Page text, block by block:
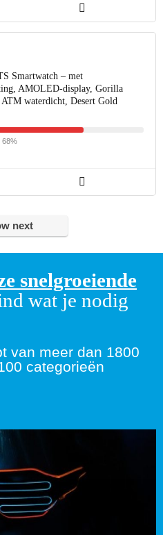
Smartwatch – met
AMOLED-display, Gorilla
ATM waterdicht, Desert Gold
68%
next
snelgroeiende
wat je nodig
van meer dan 1800
categorieën